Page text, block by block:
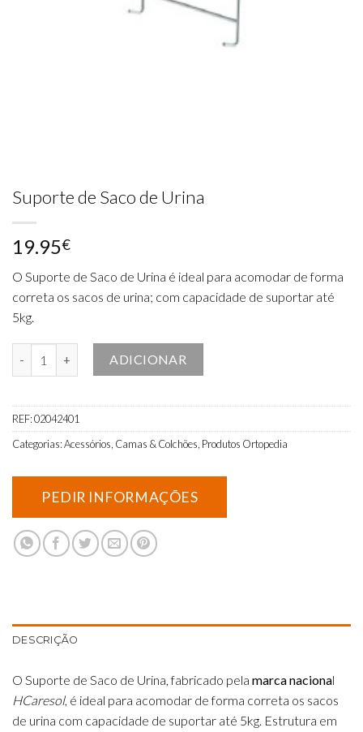
Suporte de Saco de Urina
19.95€
O Suporte de Saco de Urina é ideal para acomodar de forma
correta os sacos de urina; com capacidade de suportar até
5kg.
Quantidade de Suporte de Saco de Urina
ADICIONAR
REF:02042401
Categorias:Acessórios, Camas & Colchões, Produtos Ortopedia
DESCRIÇÃO
O Suporte de Saco de Urina, fabricado pela marca nacional
HCaresol, é ideal para acomodar de forma correta os sacos
de urina com capacidade de suportar até 5kg. Estrutura em